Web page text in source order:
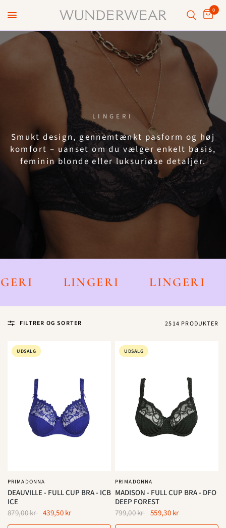
0
LINGERI
Smukt design, gennemtænkt pasform og høj
komfort – uanset om du vælger enkelt basis,
feminin blonde eller luksuriøse detaljer.
LINGERI LINGERI
FILTRER OG SORTER 2514 PRODUKTER
UDSALG
PRIMADONNA
DEAUVILLE - FULL CUP BRA - ICB
ICE
879,00 kr 439,50 kr
UDSALG
PRIMADONNA
MADISON - FULL CUP BRA - DFO
DEEP FOREST
799,00 kr 559,30 kr